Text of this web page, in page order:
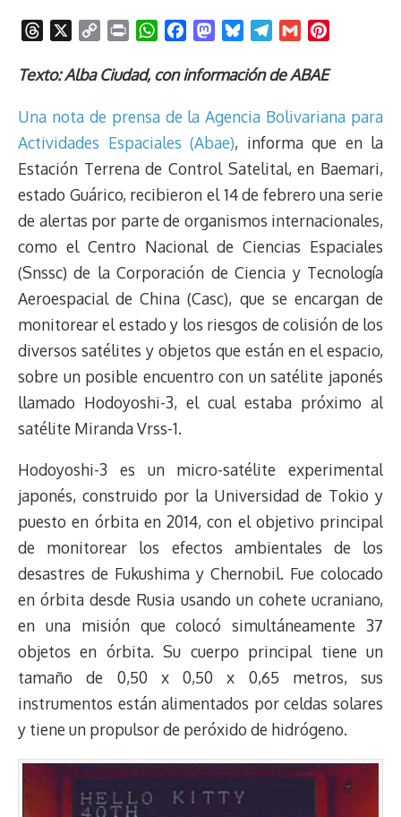
r
a
d
p
L
k
i
t
W
a
s
A
p
c
b
o
k
M
s
o
d
o
n
u
s
k
l
g
r
m
a
l
n
e
r
s
t
Texto: Alba Ciudad, con información de ABAE
Una nota de prensa de la Agencia Bolivariana para
Actividades Espaciales (Abae), informa que en la
Estación Terrena de Control Satelital, en Baemari,
estado Guárico, recibieron el 14 de febrero una serie
de alertas por parte de organismos internacionales,
como el Centro Nacional de Ciencias Espaciales
(Snssc) de la Corporación de Ciencia y Tecnología
Aeroespacial de China (Casc), que se encargan de
monitorear el estado y los riesgos de colisión de los
diversos satélites y objetos que están en el espacio,
sobre un posible encuentro con un satélite japonés
llamado Hodoyoshi-3, el cual estaba próximo al
satélite Miranda Vrss-1.
Hodoyoshi-3 es un micro-satélite experimental
japonés, construido por la Universidad de Tokio y
puesto en órbita en 2014, con el objetivo principal
de monitorear los efectos ambientales de los
desastres de Fukushima y Chernobil. Fue colocado
en órbita desde Rusia usando un cohete ucraniano,
en una misión que colocó simultáneamente 37
objetos en órbita. Su cuerpo principal tiene un
tamaño de 0,50 x 0,50 x 0,65 metros, sus
instrumentos están alimentados por celdas solares
y tiene un propulsor de peróxido de hidrógeno.